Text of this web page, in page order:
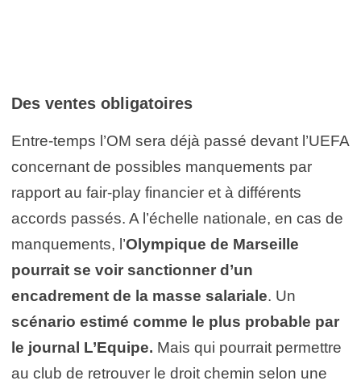
Des ventes obligatoires
Entre-temps l’OM sera déjà passé devant l’UEFA
concernant de possibles manquements par
rapport au fair-play financier et à différents
accords passés. A l’échelle nationale, en cas de
manquements, l’Olympique de Marseille
pourrait se voir sanctionner d’un
encadrement de la masse salariale. Un
scénario estimé comme le plus probable par
le journal L’Equipe. Mais qui pourrait permettre
au club de retrouver le droit chemin selon une